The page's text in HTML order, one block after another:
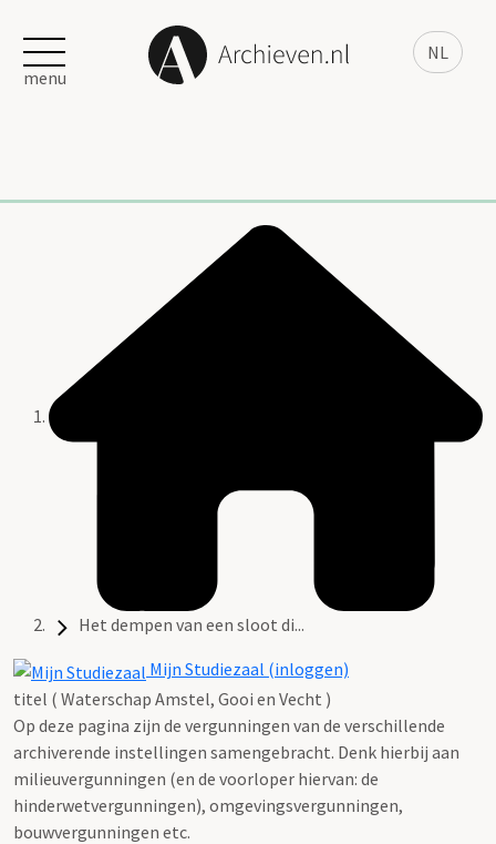
NL
menu
Het dempen van een sloot di...
Mijn Studiezaal (inloggen)
titel ( Waterschap Amstel, Gooi en Vecht )
Op deze pagina zijn de vergunningen van de verschillende
archiverende instellingen samengebracht. Denk hierbij aan
milieuvergunningen (en de voorloper hiervan: de
hinderwetvergunningen), omgevingsvergunningen,
bouwvergunningen etc.